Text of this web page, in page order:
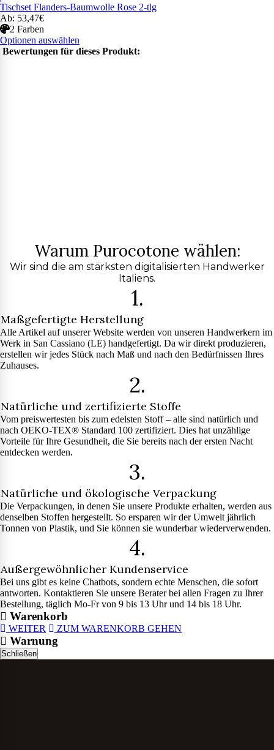
Tischset Flanders-Baumwolle Rose 2-tlg
Ab: 53,47€
2 Farben
Optionen auswählen
Bewertungen für dieses Produkt:
Warum Purocotone wählen:
Wir sind die am stärksten digitalisierten Handwerker
Italiens.
1.
Maßgefertigte Herstellung
Alle Artikel auf unserer Website werden von unseren Handwerkern im
Werk in San Cassiano (LE) handgefertigt. Da wir direkt produzieren,
erstellen wir jedes Stück nach Maß und nach den Bedürfnissen Ihres
Zuhauses.
2.
Natürliche und zertifizierte Stoffe
Vom preiswertesten bis zum edelsten Stoff – alle sind natürlich und
nach OEKO-TEX® Standard 100 zertifiziert. Dies hat unzählige
Vorteile für Ihre Gesundheit, die Sie bereits nach der ersten Nacht
entdecken werden.
3.
Natürliche und ökologische Verpackung
Die Verpackungen, in denen Sie unsere Produkte erhalten, werden aus
denselben Stoffen hergestellt. So ersparen wir der Umwelt jährlich
Tonnen von Plastik, und Sie können sie wunderbar wiederverwenden.
4.
Außergewöhnlicher Kundenservice
Bei uns gibt es keine Chatbots, sondern echte Menschen, die sofort
antworten. Kontaktieren Sie unsere Berater bei allen Fragen zu Ihrer
Bestellung, täglich Mo-Fr von 9 bis 13 Uhr und 14 bis 18 Uhr.
Warenkorb
WEITER ZUM WARENKORB GEHEN
Warnung
Schließen